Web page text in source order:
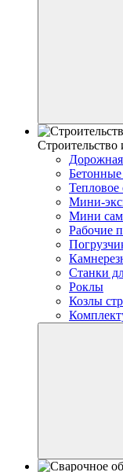
Строительство
Тепловое
Мини-
Мини
Рабочие
Станки
Роклы
Козлы